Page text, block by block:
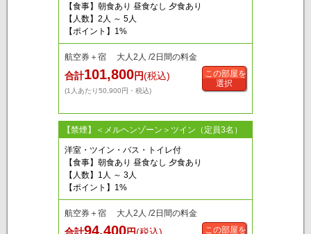
【食事】朝食あり 昼食なし 夕食あり
【人数】2人 ～ 5人
【ポイント】1%
航空券＋宿 大人2人 /2日間の料金
合計101,800円(税込)
(1人あたり50,900円・税込)
この部屋を
選択
【禁煙】＜メルヘンゾーン＞ツイン（定員3名）
洋室・ツイン・バス・トイレ付
【食事】朝食あり 昼食なし 夕食あり
【人数】1人 ～ 3人
【ポイント】1%
航空券＋宿 大人2人 /2日間の料金
合計94,400円(税込)
この部屋を